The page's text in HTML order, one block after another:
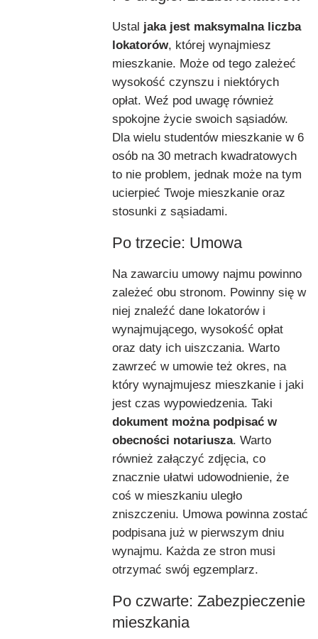
Ustal jaka jest maksymalna liczba
lokatorów, której wynajmiesz
mieszkanie. Może od tego zależeć
wysokość czynszu i niektórych
opłat. Weź pod uwagę również
spokojne życie swoich sąsiadów.
Dla wielu studentów mieszkanie w 6
osób na 30 metrach kwadratowych
to nie problem, jednak może na tym
ucierpieć Twoje mieszkanie oraz
stosunki z sąsiadami.
Po trzecie: Umowa
Na zawarciu umowy najmu powinno
zależeć obu stronom. Powinny się w
niej znaleźć dane lokatorów i
wynajmującego, wysokość opłat
oraz daty ich uiszczania. Warto
zawrzeć w umowie też okres, na
który wynajmujesz mieszkanie i jaki
jest czas wypowiedzenia. Taki
dokument można podpisać w
obecności notariusza. Warto
również załączyć zdjęcia, co
znacznie ułatwi udowodnienie, że
coś w mieszkaniu uległo
zniszczeniu. Umowa powinna zostać
podpisana już w pierwszym dniu
wynajmu. Każda ze stron musi
otrzymać swój egzemplarz.
Po czwarte: Zabezpieczenie
mieszkania